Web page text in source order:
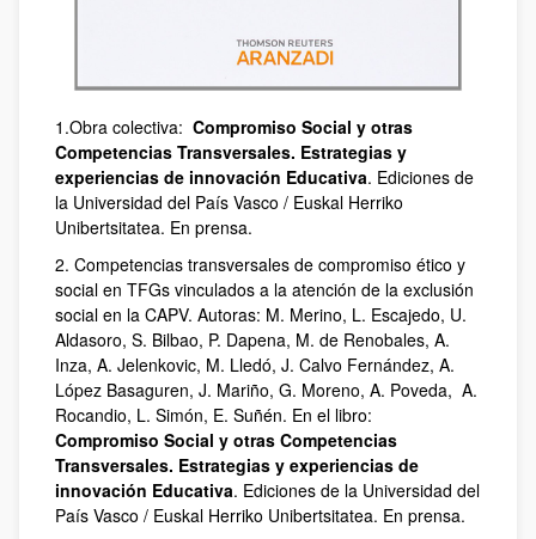
1.Obra colectiva: Compromiso Social y otras
Competencias Transversales. Estrategias y
experiencias de innovación Educativa. Ediciones de
la Universidad del País Vasco / Euskal Herriko
Unibertsitatea. En prensa.
2. Competencias transversales de compromiso ético y
social en TFGs vinculados a la atención de la exclusión
social en la CAPV. Autoras: M. Merino, L. Escajedo, U.
Aldasoro, S. Bilbao, P. Dapena, M. de Renobales, A.
Inza, A. Jelenkovic, M. Lledó, J. Calvo Fernández, A.
López Basaguren, J. Mariño, G. Moreno, A. Poveda, A.
Rocandio, L. Simón, E. Suñén. En el libro:
Compromiso Social y otras Competencias
Transversales. Estrategias y experiencias de
innovación Educativa. Ediciones de la Universidad del
País Vasco / Euskal Herriko Unibertsitatea. En prensa.